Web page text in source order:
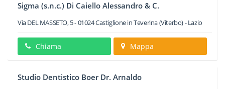
Sigma (s.n.c.) Di Caiello Alessandro & C.
Via DEL MASSETO, 5-01024Castiglione in Teverina(Viterbo) -Lazio
Chiama Mappa
Studio Dentistico Boer Dr. Arnaldo